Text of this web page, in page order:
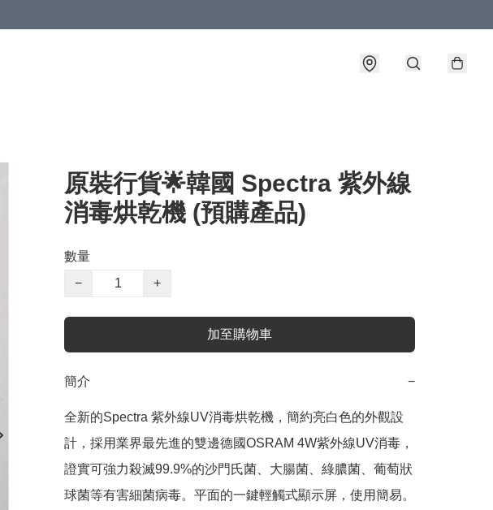
原裝行貨🌟韓國 Spectra 紫外線
消毒烘乾機 (預購產品)
數量
−
+
加至購物車
簡介 −
全新的Spectra 紫外線UV消毒烘乾機，簡約亮白色的外觀設
計，採用業界最先進的雙邊德國OSRAM 4W紫外線UV消毒，
證實可強力殺滅99.9%的沙門氏菌、大腸菌、綠膿菌、葡萄狀
球菌等有害細菌病毒。平面的一鍵輕觸式顯示屏，使用簡易。